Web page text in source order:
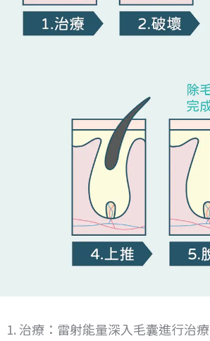
治療：雷射能量深入毛囊進行治療